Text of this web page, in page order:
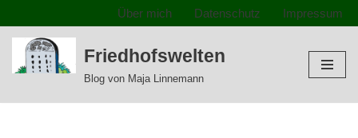
Zum
Inhalt
Über mich Datenschutz Impressum
Friedhofswelten
Blog von Maja Linnemann